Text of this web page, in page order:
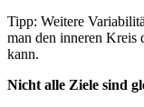
Tipp: Weitere
man den inneren Kreis
kann.
Nicht alle Ziele sind